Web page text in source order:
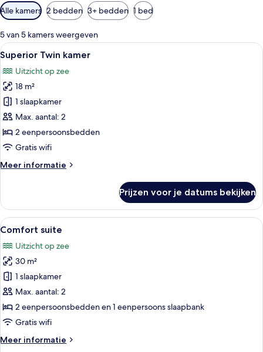
Beschikbare
filters
voor
kamers
Alle kamers 2 bedden 3+ bedden 1 bed
5 van 5 kamers weergeven
Alle
foto's
voor
Superior
Twin
kamer
laden
Een compacte slaapkamer met een
4
Superior Twin kamer
Uitzicht op zee
18 m²
1 slaapkamer
Max. aantal: 2
2 eenpersoonsbedden
Gratis wifi
Meer informatie
Meer
Twin
kamer
Prijzen voor je datums bekijken
Alle
foto's
voor
Comfort
suite
laden
Een hotelkamer met twee bedden,
7
Comfort suite
Uitzicht op zee
30 m²
1 slaapkamer
Max. aantal: 2
2 eenpersoonsbedden en 1 eenpersoons slaapbank
Gratis wifi
Meer informatie
Meer